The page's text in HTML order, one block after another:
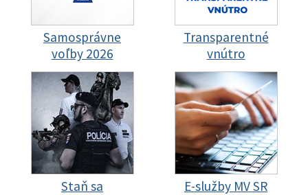
Samosprávne
voľby 2026
Transparentné
vnútro
Staň sa
E-služby MV SR